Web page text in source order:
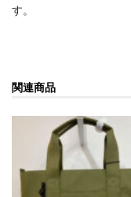
す。
関連商品